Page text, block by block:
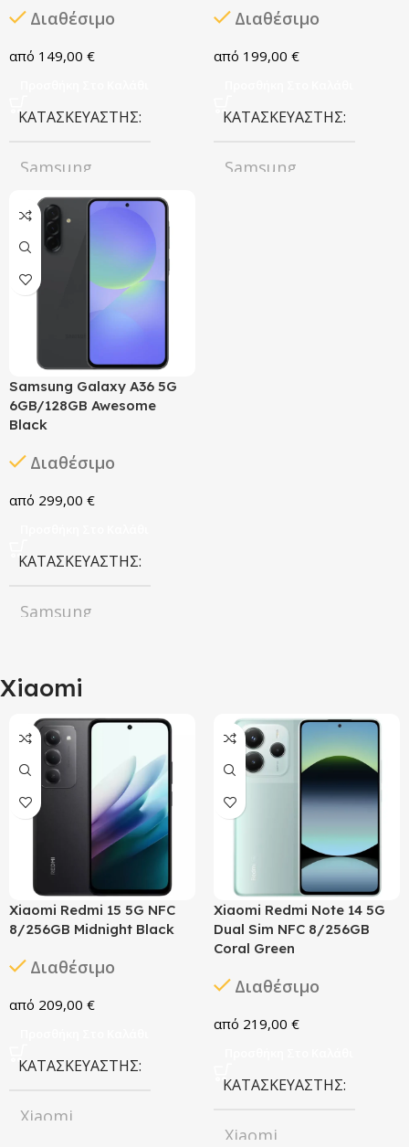
Διαθέσιμο
149,00 €
ΚΑΤΑΣΚΕΥΑΣΤΉΣ
Samsung
ΧΡΏΜΑ
ΧΩΡΗΤΙΚΌΤΗΤΑ
ΈΤΟΣ ΚΥΚΛΟΦΟΡΊΑΣ
2024
Διαθέσιμο
199,00 €
ΚΑΤΑΣΚΕΥΑΣΤΉΣ
Samsung
Samsung Galaxy A36 5G
6GB/128GB Awesome
Black
Διαθέσιμο
299,00 €
ΚΑΤΑΣΚΕΥΑΣΤΉΣ
Samsung
Awesome Black
ΧΩΡΗΤΙΚΌΤΗΤΑ
128GB
Xiaomi
Xiaomi Redmi 15 5G NFC
8/256GB Midnight Black
Διαθέσιμο
209,00 €
ΚΑΤΑΣΚΕΥΑΣΤΉΣ
Xiaomi
Xiaomi Redmi Note 14 5G
Dual Sim NFC 8/256GB
Coral Green
Διαθέσιμο
219,00 €
ΚΑΤΑΣΚΕΥΑΣΤΉΣ
Xiaomi